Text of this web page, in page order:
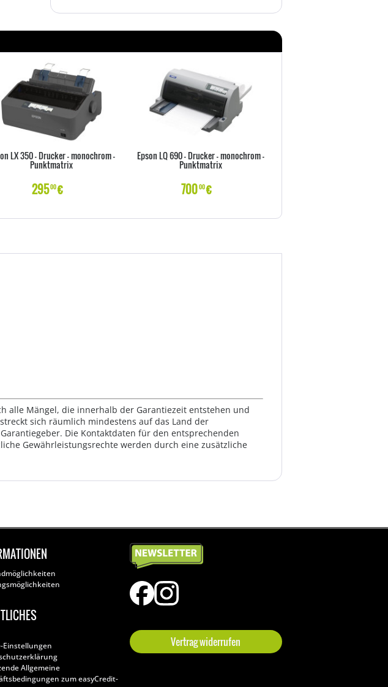
LX 350 - Drucker - monochrom -
Punktmatrix
29500€
Epson LQ 690 - Drucker - monochrom -
Punktmatrix
70000€
alle Mängel, die innerhalb der Garantiezeit entstehen und
sich räumlich mindestens auf das Land der
Die Kontaktdaten für den entsprechenden
Gewährleistungsrechte werden durch eine zusätzliche
Einstellungen
Allgemeine
zum easyCredit-
Vertrag widerrufen